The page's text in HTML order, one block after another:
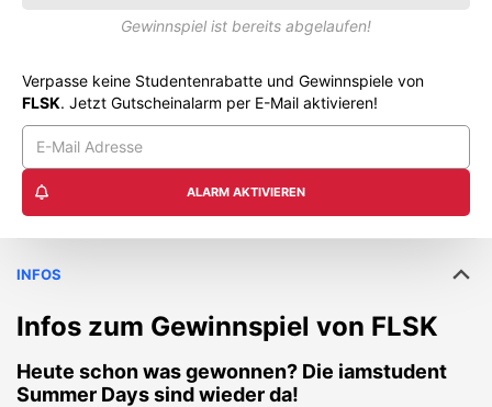
Gewinnspiel ist bereits abgelaufen!
Verpasse keine Studentenrabatte und Gewinnspiele von
FLSK. Jetzt Gutscheinalarm per E-Mail aktivieren!
ALARM AKTIVIEREN
INFOS
Infos zum Gewinnspiel von FLSK
Heute schon was gewonnen? Die iamstudent
Summer Days sind wieder da!